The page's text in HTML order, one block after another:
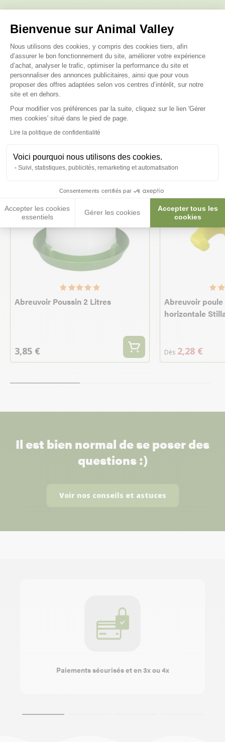
Bienvenue sur Animal Valley
Plateforme de Gestion du
Nous utilisons des cookies, y compris des cookies tiers, afin
d’assurer le bon fonctionnement du site, améliorer votre expérience
d’achat, analyser le trafic, optimiser la performance du site et
personnaliser des annonces publicitaires, ainsi que pour vous
proposer des offres adaptées selon vos centres d’intérêt, sur notre
site et en dehors.
Pour modifier vos préférences par la suite, cliquez sur le lien 'Gérer
mes cookies' situé dans le pied de page.
Lire la politique de confidentialité
Voici pourquoi nous utilisons des cookies.
Suivi, statistiques, publicités, remarketing et automatisation
Consentements certifiés par
Accepter les cookies
essentiels
Gérer les cookies
Accepter tous les
cookies
Axeptio consent
Ces produits peuvent vous
intéresser
Abreuvoir Poussin 2 Litres
3,85 €
Abreuvoir
horizontale
Dès 2,28 €
Il est bien normal de se poser des
questions :)
Voir nos conseils et astuces
Paiements sécurisés et en 3x ou 4x